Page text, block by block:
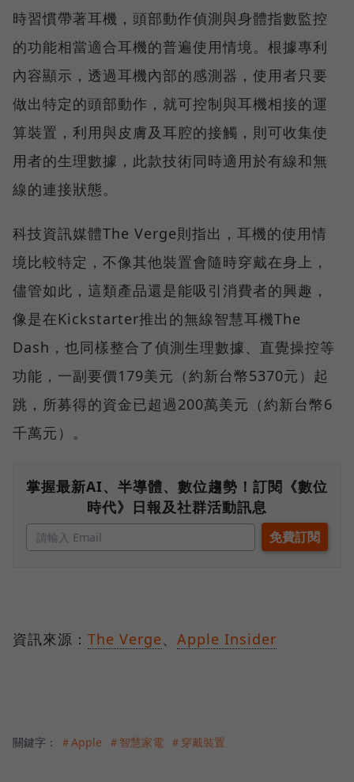
時習慣帶著耳機，頭部動作偵測與身體指數監控
的功能相當適合耳機的普遍使用情境。根據專利
內容顯示，透過耳機內部的感測器，使用者只要
做出特定的頭部動作，就可控制與耳機相接的運
算裝置，利用與皮膚及耳腔的接觸，則可收集使
用者的生理數據，此款技術同時適用於有線和無
線的連接狀態。
科技資訊媒體The Verge則指出，耳機的使用情
境比較特定，不像其他裝置會隨時穿戴在身上，
儘管如此，這類產品還是能吸引消費者的興趣，
像是在Kickstarter推出的無線智慧耳機The
Dash，也同樣整合了偵測生理數據、直覺操控等
功能，一副要價179美元（約新台幣5370元）起
跳，所募得的資金已超過200萬美元（約新台幣6
千萬元）。
掌握最新AI、半導體、數位趨勢！訂閱《數位
時代》日報及社群活動訊息
資訊來源： The Verge Apple Insider
關鍵字： ＃Apple ＃智慧家電 ＃穿戴裝置